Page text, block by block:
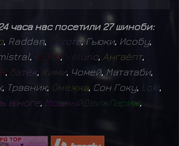
часа нас посетили 27 шиноби:
Raddan orora,Гьюки, Исобу,
DEFIX, urio Ангаёпт,
R, Батёк, Кими Чомей, Мататаби,
, Травник, Омежка, Сон Гоку, L oki,
ь в ноге Мощный ижПариж,